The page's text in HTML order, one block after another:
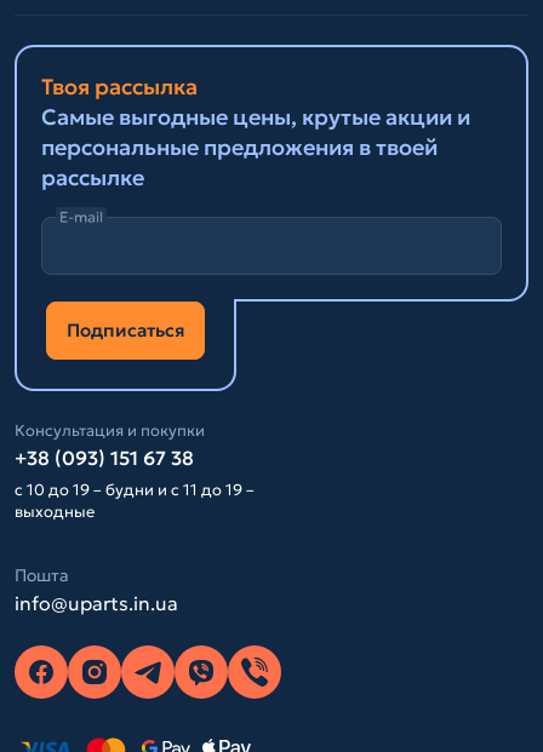
Твоя рассылка
Самые выгодные цены, крутые акции и
персональные предложения в твоей
рассылке
E-mail
Подписаться
Консультация и покупки
+38 (093) 151 67 38
с 10 до 19 – будни и с 11 до 19 –
выходные
Пошта
info@uparts.in.ua